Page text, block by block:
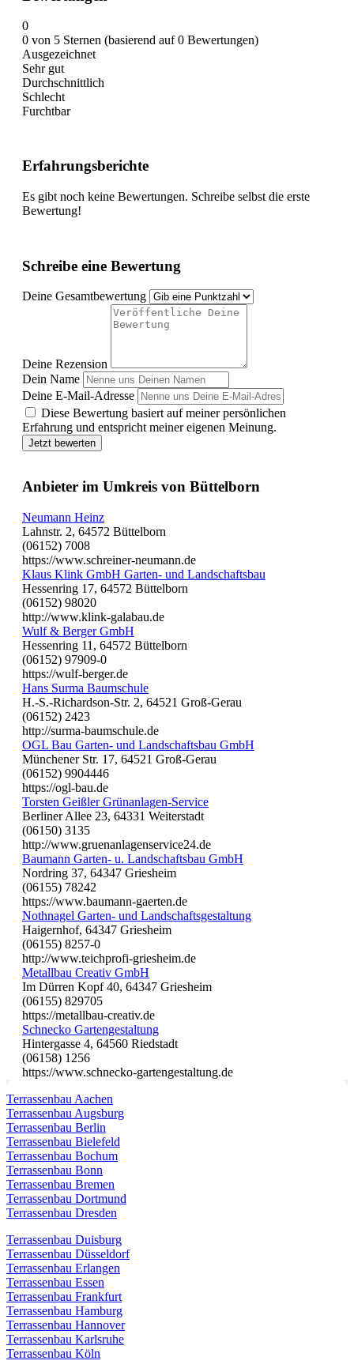
0
0 von 5 Sternen (basierend auf 0 Bewertungen)
Ausgezeichnet
Sehr gut
Durchschnittlich
Schlecht
Furchtbar
Erfahrungsberichte
Es gibt noch keine Bewertungen. Schreibe selbst die erste
Bewertung!
Schreibe eine Bewertung
Deine Gesamtbewertung
Deine Rezension
Dein Name
Deine E-Mail-Adresse
Diese Bewertung basiert auf meiner persönlichen
Erfahrung und entspricht meiner eigenen Meinung.
Jetzt bewerten
Anbieter im Umkreis von Büttelborn
Neumann Heinz
Lahnstr. 2, 64572 Büttelborn
(06152) 7008
https://www.schreiner-neumann.de
Klaus Klink GmbH Garten- und Landschaftsbau
Hessenring 17, 64572 Büttelborn
(06152) 98020
http://www.klink-galabau.de
Wulf & Berger GmbH
Hessenring 11, 64572 Büttelborn
(06152) 97909-0
https://wulf-berger.de
Hans Surma Baumschule
H.-S.-Richardson-Str. 2, 64521 Groß-Gerau
(06152) 2423
http://surma-baumschule.de
OGL Bau Garten- und Landschaftsbau GmbH
Münchener Str. 17, 64521 Groß-Gerau
(06152) 9904446
https://ogl-bau.de
Torsten Geißler Grünanlagen-Service
Berliner Allee 23, 64331 Weiterstadt
(06150) 3135
http://www.gruenanlagenservice24.de
Baumann Garten- u. Landschaftsbau GmbH
Nordring 37, 64347 Griesheim
(06155) 78242
https://www.baumann-gaerten.de
Nothnagel Garten- und Landschaftsgestaltung
Haigernhof, 64347 Griesheim
(06155) 8257-0
http://www.teichprofi-griesheim.de
Metallbau Creativ GmbH
Im Dürren Kopf 40, 64347 Griesheim
(06155) 829705
https://metallbau-creativ.de
Schnecko Gartengestaltung
Hintergasse 4, 64560 Riedstadt
(06158) 1256
https://www.schnecko-gartengestaltung.de
Terrassenbau Aachen
Terrassenbau Augsburg
Terrassenbau Berlin
Terrassenbau Bielefeld
Terrassenbau Bochum
Terrassenbau Bonn
Terrassenbau Bremen
Terrassenbau Dortmund
Terrassenbau Dresden
Terrassenbau Duisburg
Terrassenbau Düsseldorf
Terrassenbau Erlangen
Terrassenbau Essen
Terrassenbau Frankfurt
Terrassenbau Hamburg
Terrassenbau Hannover
Terrassenbau Karlsruhe
Terrassenbau Köln